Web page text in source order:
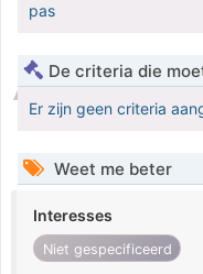
pas
De criteria die
Er zijn geen criteria
Weet me beter
Interesses
Niet gespecificeerd